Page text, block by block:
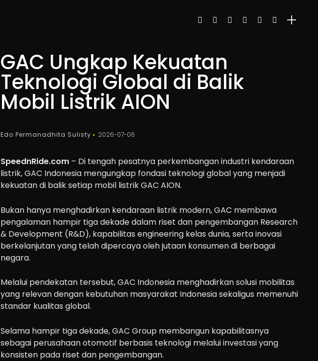
GAC Ungkap Kekuatan
Teknologi Global di Balik
Mobil Listrik AION
Edo Permanadhita Sulisty 2026-07-06
SpeednRide.com– Di tengah pesatnya perkembangan industri kendaraan
listrik, GAC Indonesia mengungkap fondasi teknologi global yang menjadi
kekuatan di balik setiap mobil listrik GAC AION.
Bukan hanya menghadirkan kendaraan listrik modern, GAC membawa
pengalaman hampir tiga dekade dalam riset dan pengembangan Research
& Development (R&D), kapabilitas engineering kelas dunia, serta inovasi
berkelanjutan yang telah dipercaya oleh jutaan konsumen di berbagai
negara.
Melalui pendekatan tersebut, GAC Indonesia menghadirkan solusi mobilitas
yang relevan dengan kebutuhan masyarakat Indonesia sekaligus memenuhi
standar kualitas global.
Selama hampir tiga dekade, GAC Group membangun kapabilitasnya
sebagai perusahaan otomotif berbasis teknologi melalui investasi yang
konsisten pada riset dan pengembangan.